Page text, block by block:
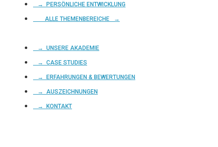
→ PERSÖNLICHE ENTWICKLUNG
ALLE THEMENBEREICHE →
→ UNSERE AKADEMIE
→ CASE STUDIES
→ ERFAHRUNGEN & BEWERTUNGEN
→ AUSZEICHNUNGEN
→ KONTAKT